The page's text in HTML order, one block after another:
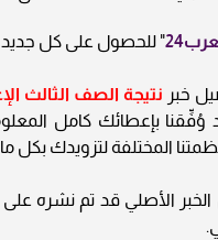
" للحصول على كل جديد
خبر نتيجة الصف الثالث
وُفِّقنا بإعطائك كامل
المختلفة لتزويدك بكل
الخبر الأصلي قد تم نشره